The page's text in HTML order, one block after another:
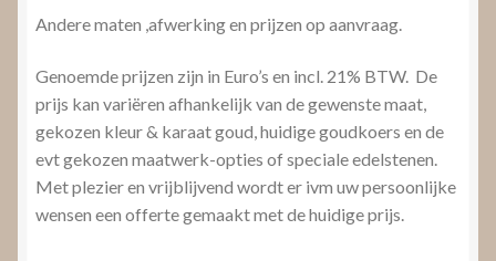
Andere maten ,afwerking en prijzen op aanvraag.
Genoemde prijzen zijn in Euro’s en incl. 21% BTW. De
prijs kan variëren afhankelijk van de gewenste maat,
gekozen kleur & karaat goud, huidige goudkoers en de
evt gekozen maatwerk-opties of speciale edelstenen.
Met plezier en vrijblijvend wordt er ivm uw persoonlijke
wensen een offerte gemaakt met de huidige prijs.